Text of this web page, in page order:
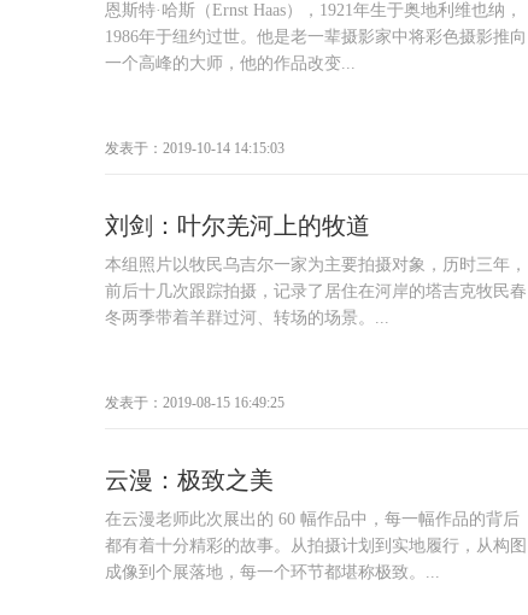
恩斯特·哈斯（Ernst Haas），1921年生于奥地利维也纳，
1986年于纽约过世。他是老一辈摄影家中将彩色摄影推向
一个高峰的大师，他的作品改变...
发表于：2019-10-14 14:15:03
刘剑：叶尔羌河上的牧道
本组照片以牧民乌吉尔一家为主要拍摄对象，历时三年，
前后十几次跟踪拍摄，记录了居住在河岸的塔吉克牧民春
冬两季带着羊群过河、转场的场景。...
发表于：2019-08-15 16:49:25
云漫：极致之美
在云漫老师此次展出的 60 幅作品中，每一幅作品的背后
都有着十分精彩的故事。从拍摄计划到实地履行，从构图
成像到个展落地，每一个环节都堪称极致。...